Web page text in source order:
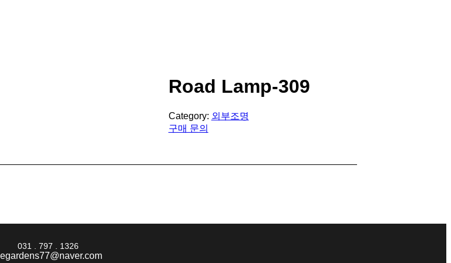
Road Lamp-309
Category: 외부조명
구매 문의
031 . 797 . 1326